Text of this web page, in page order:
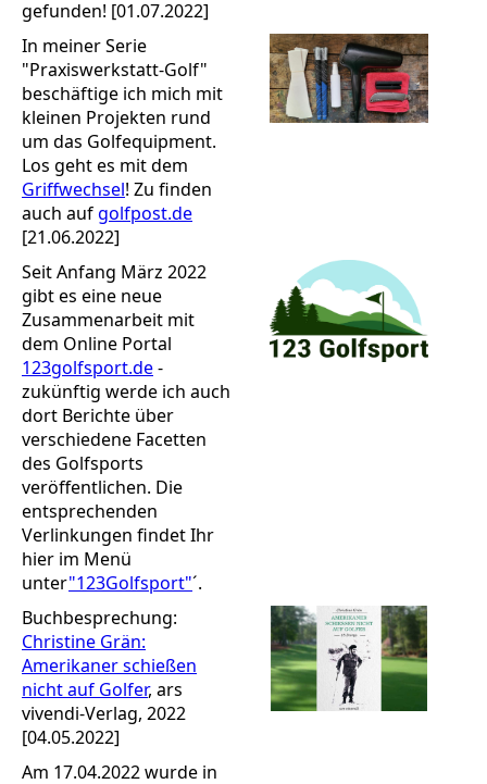
gefunden! [01.07.2022]
In meiner Serie
"Praxiswerkstatt-Golf"
beschäftige ich mich mit
kleinen Projekten rund
um das Golfequipment.
Los geht es mit dem
Griffwechsel! Zu finden
auch aufgolfpost.de
[21.06.2022]
Seit Anfang März 2022
gibt es eine neue
Zusammenarbeit mit
dem Online Portal
123golfsport.de-
zukünftig werde ich auch
dort Berichte über
verschiedene Facetten
des Golfsports
veröffentlichen. Die
entsprechenden
Verlinkungen findet Ihr
hier im Menü
unter"123Golfsport"´.
Buchbesprechung:
Christine Grän:
Amerikaner schießen
nicht auf Golfer, ars
vivendi-Verlag, 2022
[04.05.2022]
Am 17.04.2022 wurde in